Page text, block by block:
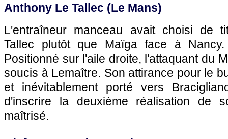
Anthony Le Tallec (Le Mans)
L'entraîneur manceau avait choisi de
Tallec plutôt que Maïga face à
Positionné sur l'aile droite, l'attaquant du
soucis à Lemaître. Son attirance pour le
et inévitablement porté vers
d'inscrire la deuxième réalisation de
maîtrisé.